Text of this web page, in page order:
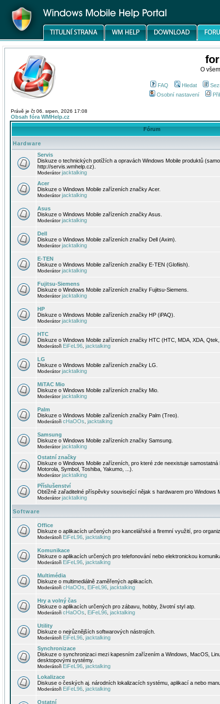
O
FAQ Hledat
Osobní nastavení
Právě je čt 06. srpen, 2026 17:08
Obsah fóra WMHelp.cz
Fórum
Hardware
Servis
Diskuze o technických potížích a opravách Windows Mobile produktů
http://servis.wmhelp.cz).
Moderátorjacktalking
Acer
Diskuze o Windows Mobile zařízeních značky Acer.
Moderátorjacktalking
Asus
Diskuze o Windows Mobile zařízeních značky Asus.
Moderátorjacktalking
Dell
Diskuze o Windows Mobile zařízeních značky Dell (Axim).
Moderátorjacktalking
E-TEN
Diskuze o Windows Mobile zařízeních značky E-TEN (Glofiish).
Moderátorjacktalking
Fujitsu-Siemens
Diskuze o Windows Mobile zařízeních značky Fujitsu-Siemens.
Moderátorjacktalking
HP
Diskuze o Windows Mobile zařízeních značky HP (iPAQ).
Moderátorjacktalking
HTC
Diskuze o Windows Mobile zařízeních značky HTC (HTC, MDA, XDA,
Moderátoři EiFeL96 jacktalking
LG
Diskuze o Windows Mobile zařízeních značky LG.
Moderátorjacktalking
MiTAC Mio
Diskuze o Windows Mobile zařízeních značky Mio.
Moderátorjacktalking
Palm
Diskuze o Windows Mobile zařízeních značky Palm (Treo).
Moderátoři cHaOOs jacktalking
Samsung
Diskuze o Windows Mobile zařízeních značky Samsung.
Moderátorjacktalking
Ostatní značky
Diskuze o Windows Mobile zařízeních, pro které zde neexistuje
Motorola, Symbol, Toshiba, Yakumo, ...).
Moderátorjacktalking
Příslušenství
Obtížně zařaditelné příspěvky související nějak s hardwarem pro Windows
Moderátorjacktalking
Software
Office
Diskuze o aplikacích určených pro kancelářské a firemní využití, pro
Moderátoři EiFeL96 jacktalking
Komunikace
Diskuze o aplikacích určených pro telefonování nebo elektronickou
Moderátoři EiFeL96 jacktalking
Multimédia
Diskuze o multimediálně zaměřených aplikacích.
Moderátoři cHaOOs EiFeL96 jacktalking
Hry a volný čas
Diskuze o aplikacích určených pro zábavu, hobby, životní styl atp.
Moderátoři cHaOOs EiFeL96 jacktalking
Utility
Diskuze o nejrůznějších softwarových nástrojích.
Moderátoři EiFeL96 jacktalking
Synchronizace
Diskuze o synchronizaci mezi kapesním zařízením a Windows, MacOS,
desktopovými systémy.
Moderátoři EiFeL96 jacktalking
Lokalizace
Diskuse o českých aj. národních lokalizacích systému, aplikací a nebo
Moderátoři EiFeL96 jacktalking
Ostatní